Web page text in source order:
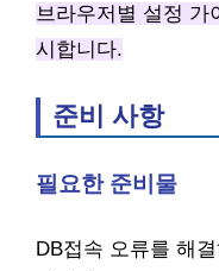
브라우저별 설정 가
시합니다.
준비 사항
필요한 준비물
DB접속 오류를 해